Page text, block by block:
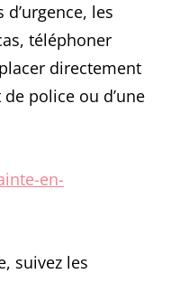
les
téléphoner
directement
police ou d’une
en-
suivez les